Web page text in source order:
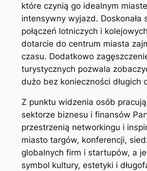
które czynią go idealnym
intensywny wyjazd. Doskonała
połączeń lotniczych i
dotarcie do centrum miasta
czasu. Dodatkowo
turystycznych pozwala
dużo bez konieczności długich
Z punktu widzenia osób
sektorze biznesu i finansów
przestrzenią networkingu i
miasto targów, konferencji,
globalnych firm i startupów, a
symbol kultury, estetyki i